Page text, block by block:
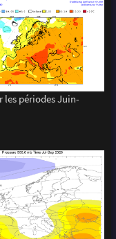
les périodes Juin-